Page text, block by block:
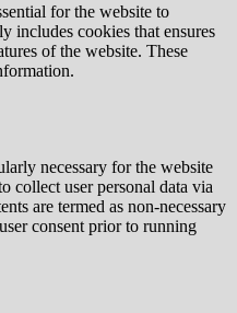
for the website to
includes cookies that ensures
of the website. These
necessary for the website
collect user personal data via
are termed as non-necessary
consent prior to running